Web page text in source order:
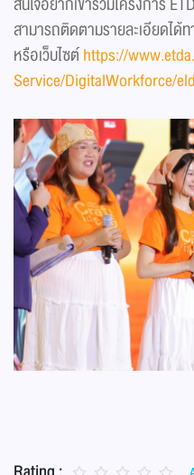
สามารถติดตามรายละเอียดได้
หรือเว็บไซต์https://
Service/DigitalWorkforce/